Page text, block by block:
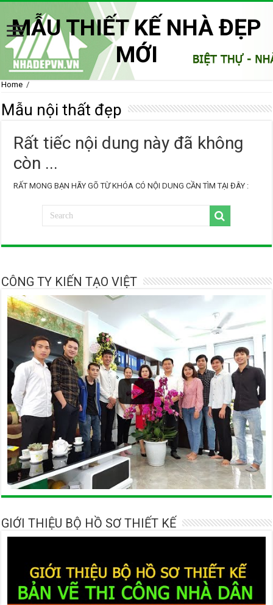
MẪU THIẾT KẾ NHÀ ĐẸP
MỚI
Home /
Mẫu nội thất đẹp
Rất tiếc nội dung này đã không
còn ...
RẤT MONG BẠN HÃY GÕ TỪ KHÓA CÓ NỘI DUNG CẦN TÌM TẠI ĐÂY :
CÔNG TY KIẾN TẠO VIỆT
GIỚI THIỆU BỘ HỒ SƠ THIẾT KẾ